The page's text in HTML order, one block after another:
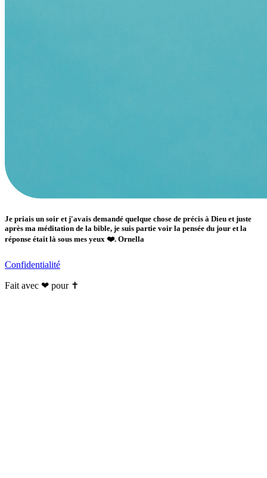
Je priais un soir et j'avais demandé quelque chose de précis à Dieu et juste
après ma méditation de la bible, je suis partie voir la pensée du jour et la
réponse était là sous mes yeux ❤️. Ornella
Confidentialité
Fait avec ❤ pour ✝️️